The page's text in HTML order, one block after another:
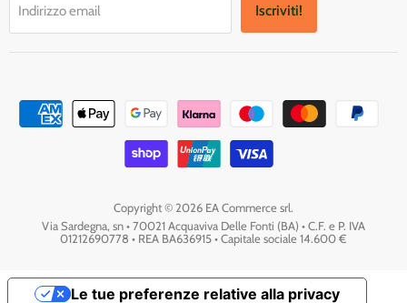
Indirizzo email Iscriviti!
Copyright © 2026 EA Commerce srl.
Via Sardegna, sn • 70021 Acquaviva Delle Fonti (BA) • C.F. e P. IVA
01212690778 • REA BA636915 • Capitale sociale 14.600 €
Le tue preferenze relative alla privacy